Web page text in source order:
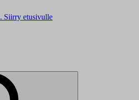
Siirry etusivulle